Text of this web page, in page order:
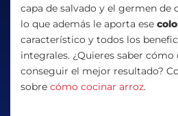
capa de salvado y el germen de
lo que además le aporta ese
característico y todos los
integrales. ¿Quieres saber
conseguir el mejor resultado?
sobre cómo cocinar arroz.